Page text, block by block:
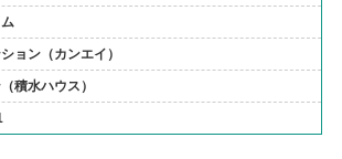
ョン（カンエイ）
積水ハウス）